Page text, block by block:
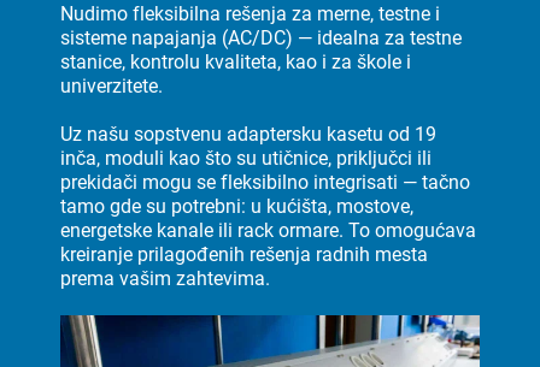
Nudimo fleksibilna rešenja za merne, testne i
sisteme napajanja (AC/DC) — idealna za testne
stanice, kontrolu kvaliteta, kao i za škole i
univerzitete.
Uz našu sopstvenu adaptersku kasetu od 19
inča, moduli kao što su utičnice, priključci ili
prekidači mogu se fleksibilno integrisati — tačno
tamo gde su potrebni: u kućišta, mostove,
energetske kanale ili rack ormare. To omogućava
kreiranje prilagođenih rešenja radnih mesta
prema vašim zahtevima.